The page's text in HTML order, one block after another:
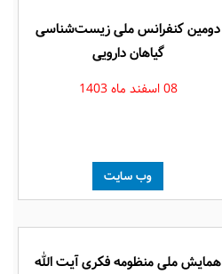
دومین کنفرانس ملی زیست‌شناسی
گیاهان دارویی
08 اسفند ماه 1403
وب سایت
همایش ملی منظومه فکری آیت الله